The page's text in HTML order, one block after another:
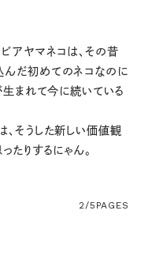
アヤマネコは、その昔
だ初めてのネコなのに
生まれて今に続いている
そうした新しい価値観
たりするにゃん。
2/5 PAGES